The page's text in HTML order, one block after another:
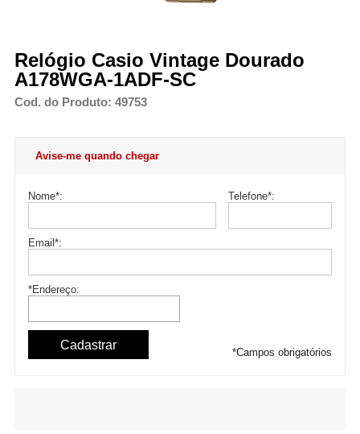
Relógio Casio Vintage Dourado
A178WGA-1ADF-SC
Cod. do Produto: 49753
Avise-me quando chegar
Nome*: Telefone*:
Email *:
*Endereço:
*Campos obrigatórios